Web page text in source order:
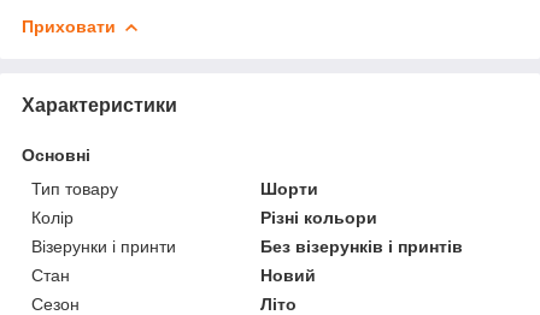
Приховати
Характеристики
Основні
Тип товару
Шорти
Колір
Різні кольори
Візерунки і принти
Без візерунків і принтів
Стан
Новий
Сезон
Літо